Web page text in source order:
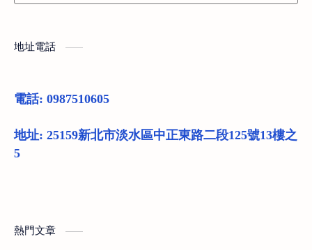
地址電話
電話: 0987510605
地址: 25159新北市淡水區中正東路二段125號13樓之
5
熱門文章